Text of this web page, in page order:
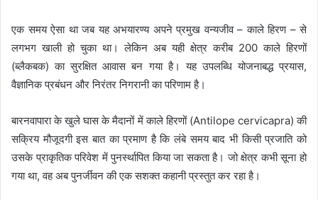
एक समय ऐसा था जब यह अभयारण्य अपने प्रमुख वन्यजीव – काले हिरण – से
लगभग खाली हो चुका था। लेकिन अब यही क्षेत्र करीब 200 काले हिरणों
(ब्लैकबक) का सुरक्षित आवास बन गया है। यह उपलब्धि योजनाबद्ध प्रयास,
वैज्ञानिक प्रबंधन और निरंतर निगरानी का परिणाम है।
बारनवापारा के खुले घास के मैदानों में काले हिरणों (Antilope cervicapra) की
सक्रिय मौजूदगी इस बात का प्रमाण है कि लंबे समय बाद भी किसी प्रजाति को
उसके प्राकृतिक परिवेश में पुनर्स्थापित किया जा सकता है। जो क्षेत्र कभी सूना हो
गया था, वह अब पुनर्जीवन की एक सशक्त कहानी प्रस्तुत कर रहा है।